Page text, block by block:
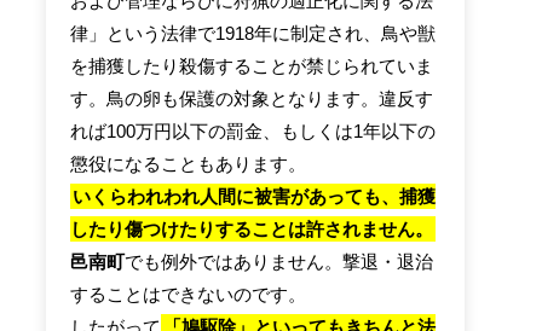
律」という法律で1918年に制定され、鳥や獣
を捕獲したり殺傷することが禁じられていま
す。鳥の卵も保護の対象となります。違反す
れば100万円以下の罰金、もしくは1年以下の
懲役になることもあります。
いくらわれわれ人間に被害があっても、捕獲
したり傷つけたりすることは許されません。
邑南町でも例外ではありません。撃退・退治
することはできないのです。
したがって
「鳩駆除」といってもきちんと法